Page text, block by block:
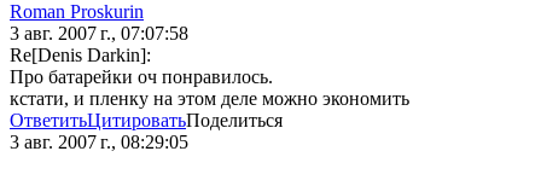
Roman Proskurin
3 авг. 2007 г., 07:07:58
Re[Denis Darkin]:
Про батарейки оч понравилось.
кстати, и пленку на этом деле можно экономить
ОтветитьЦитироватьПоделиться
3 авг. 2007 г., 08:29:05